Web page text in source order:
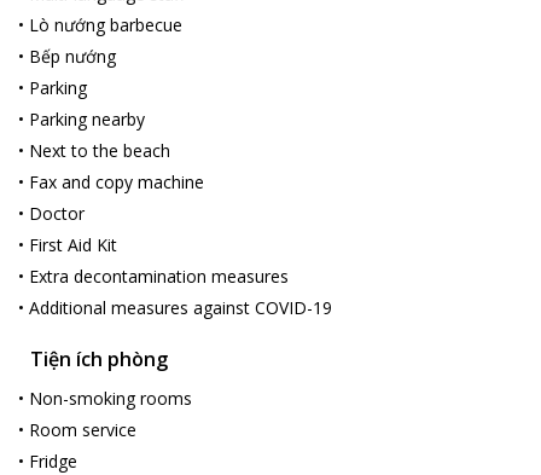
• Lò nướng barbecue
• Bếp nướng
• Parking
• Parking nearby
• Next to the beach
• Fax and copy machine
• Doctor
• First Aid Kit
• Extra decontamination measures
• Additional measures against COVID-19
Tiện ích phòng
• Non-smoking rooms
• Room service
• Fridge